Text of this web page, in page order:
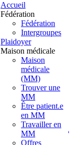
Accueil
Fédération
Fédération
Intergroupes
Plaidoyer
Maison médicale
Maison
médicale
(MM)
Trouver une
MM
Être patient.e
en MM
Travailler en
MM
Offres